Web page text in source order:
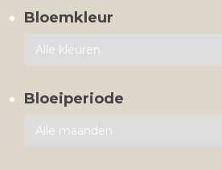
Bloemkleur
Bloeiperiode